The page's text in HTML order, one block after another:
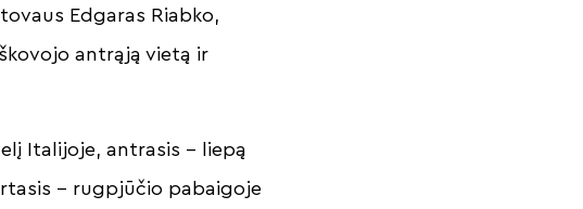
Edgaras Riabko,
antrąją vietą ir
Italijoje, antrasis – liepą
– rugpjūčio pabaigoje